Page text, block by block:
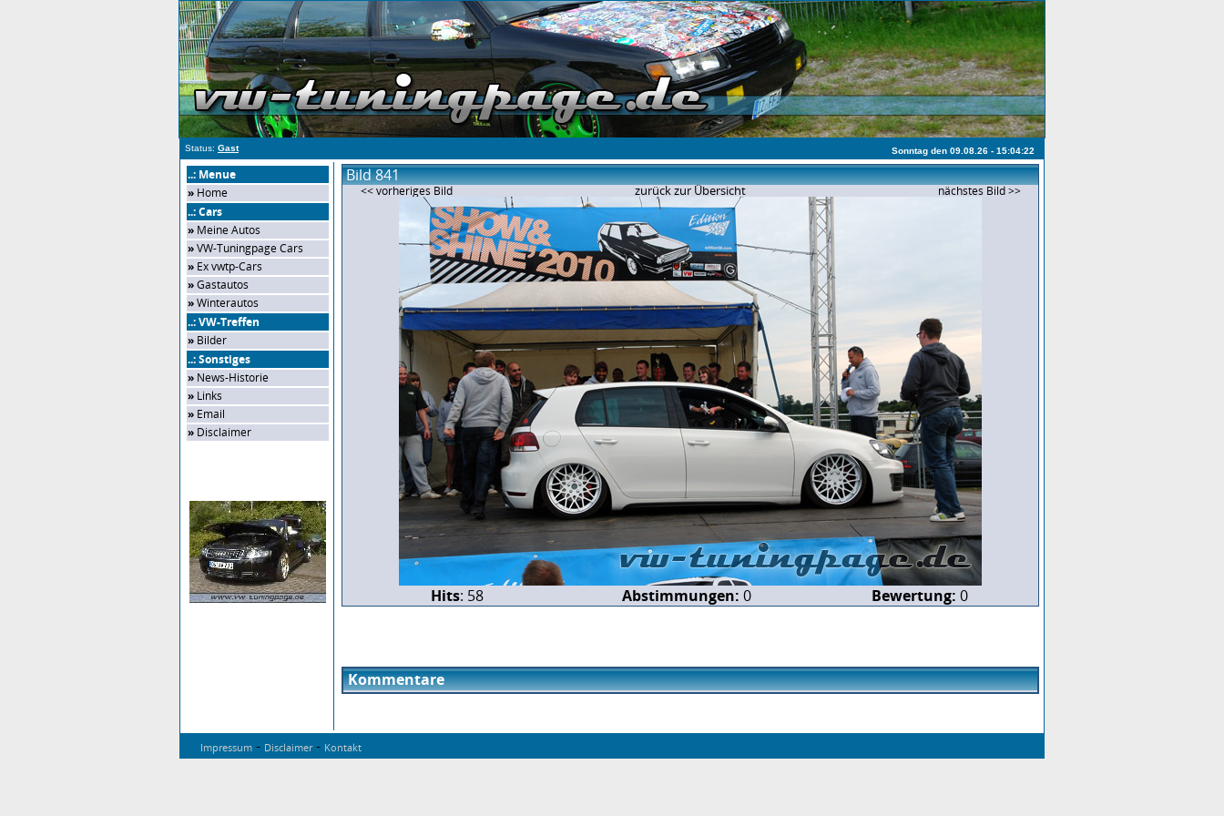
Status: Gast Sonntag den 09.08.26 - 15:04:22
..: Menue
» Home
..: Cars
» Meine Autos
»VW-Tuningpage Cars
» Ex vwtp-Cars
»Gastautos
»Winterautos
..: VW-Treffen
» Bilder
..: Sonstiges
» News-Historie
» Links
» Email
» Disclaimer
Bild 841
<< vorheriges Bild zurück zur Übersicht nächstes Bild >>
Hits: 58 Abstimmungen: 0 Bewertung: 0
Kommentare
Impressum - Disclaimer- Kontakt